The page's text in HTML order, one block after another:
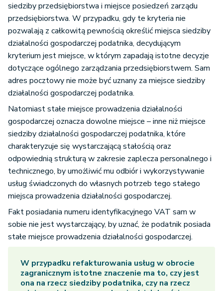
siedziby przedsiębiorstwa i miejsce posiedzeń zarządu
przedsiębiorstwa. W przypadku, gdy te kryteria nie
pozwalają z całkowitą pewnością określić miejsca siedziby
działalności gospodarczej podatnika, decydującym
kryterium jest miejsce, w którym zapadają istotne decyzje
dotyczące ogólnego zarządzania przedsiębiorstwem. Sam
adres pocztowy nie może być uznany za miejsce siedziby
działalności gospodarczej podatnika.
Natomiast stałe miejsce prowadzenia działalności
gospodarczej oznacza dowolne miejsce – inne niż miejsce
siedziby działalności gospodarczej podatnika, które
charakteryzuje się wystarczającą stałością oraz
odpowiednią strukturą w zakresie zaplecza personalnego i
technicznego, by umożliwić mu odbiór i wykorzystywanie
usług świadczonych do własnych potrzeb tego stałego
miejsca prowadzenia działalności gospodarczej.
Fakt posiadania numeru identyfikacyjnego VAT sam w
sobie nie jest wystarczający, by uznać, że podatnik posiada
stałe miejsce prowadzenia działalności gospodarczej.
W przypadku refakturowania usług w obrocie
zagranicznym istotne znaczenie ma to, czy jest
ona na rzecz siedziby podatnika, czy na rzecz